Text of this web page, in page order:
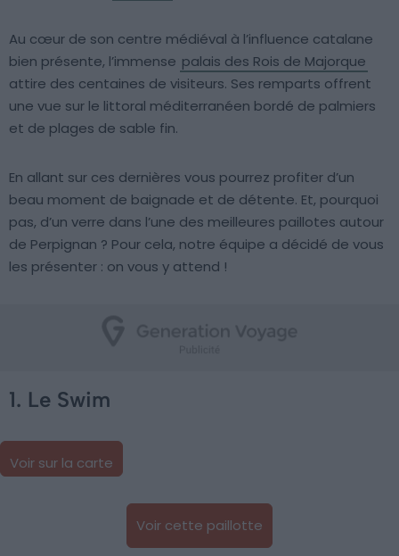
Au cœur de son centre médiéval à l’influence catalane
bien présente, l’immense palais des Rois de Majorque
attire des centaines de visiteurs. Ses remparts offrent
une vue sur le littoral méditerranéen bordé de palmiers
et de plages de sable fin.
En allant sur ces dernières vous pourrez profiter d’un
beau moment de baignade et de détente. Et, pourquoi
pas, d’un verre dans l’une des meilleures paillotes autour
de Perpignan ? Pour cela, notre équipe a décidé de vous
les présenter : on vous y attend !
1. Le Swim
Voir sur la carte
Voir cette paillotte